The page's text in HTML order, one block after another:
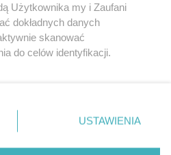
Użytkownika my i Zaufani
dokładnych danych
skanować
do celów identyfikacji.
ustawień prywatności
rogu strony
nie wymagają zgody
USTAWIENIA